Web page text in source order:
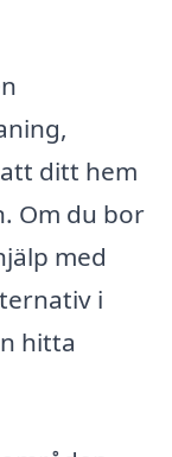
ditt hem
Om du bor
med
i
hitta